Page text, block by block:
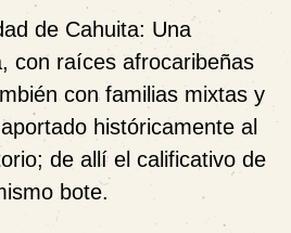
de Cahuita: Una
con raíces afrocaribeñas
con familias mixtas y
históricamente al
de allí el calificativo de
bote.